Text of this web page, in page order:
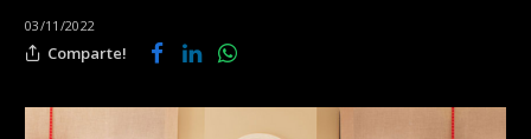
03/11/2022
Comparte!